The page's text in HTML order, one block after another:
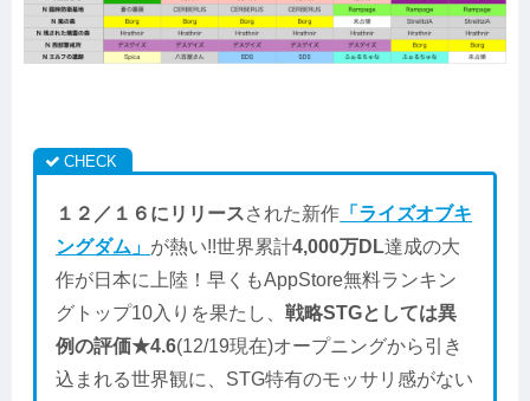
１２／１６にリリースされた新作 「ライズオブキ
ングダム」 が熱い!!世界累計4,000万DL達成の大
作が日本に上陸！早くもAppStore無料ランキン
グトップ10入りを果たし、戦略STGとしては異
例の評価★4.6(12/19現在)オープニングから引き
込まれる世界観に、STG特有のモッサリ感がない